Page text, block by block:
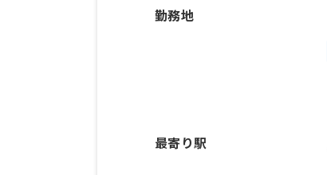
勤務地
最寄り駅